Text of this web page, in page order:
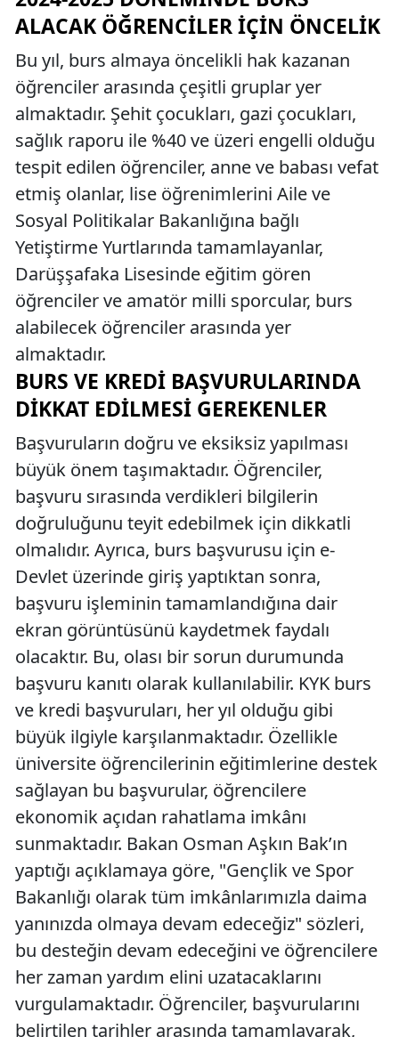
ALACAK ÖĞRENCILER İÇIN ÖNCELIK
Bu yıl, burs almaya öncelikli hak kazanan
öğrenciler arasında çeşitli gruplar yer
almaktadır. Şehit çocukları, gazi çocukları,
sağlık raporu ile %40 ve üzeri engelli olduğu
tespit edilen öğrenciler, anne ve babası vefat
etmiş olanlar, lise öğrenimlerini Aile ve
Sosyal Politikalar Bakanlığına bağlı
Yetiştirme Yurtlarında tamamlayanlar,
Darüşşafaka Lisesinde eğitim gören
öğrenciler ve amatör milli sporcular, burs
alabilecek öğrenciler arasında yer
almaktadır.
BURS VE KREDI BAŞVURULARINDA
DIKKAT EDILMESI GEREKENLER
Başvuruların doğru ve eksiksiz yapılması
büyük önem taşımaktadır. Öğrenciler,
başvuru sırasında verdikleri bilgilerin
doğruluğunu teyit edebilmek için dikkatli
olmalıdır. Ayrıca, burs başvurusu için e-
Devlet üzerinde giriş yaptıktan sonra,
başvuru işleminin tamamlandığına dair
ekran görüntüsünü kaydetmek faydalı
olacaktır. Bu, olası bir sorun durumunda
başvuru kanıtı olarak kullanılabilir. KYK burs
ve kredi başvuruları, her yıl olduğu gibi
büyük ilgiyle karşılanmaktadır. Özellikle
üniversite öğrencilerinin eğitimlerine destek
sağlayan bu başvurular, öğrencilere
ekonomik açıdan rahatlama imkânı
sunmaktadır. Bakan Osman Aşkın Bak’ın
yaptığı açıklamaya göre, "Gençlik ve Spor
Bakanlığı olarak tüm imkânlarımızla daima
yanınızda olmaya devam edeceğiz" sözleri,
bu desteğin devam edeceğini ve öğrencilere
her zaman yardım elini uzatacaklarını
vurgulamaktadır. Öğrenciler, başvurularını
belirtilen tarihler arasında tamamlayarak,